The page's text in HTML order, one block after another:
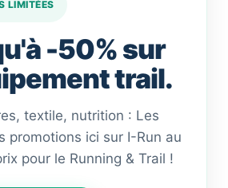
LIMITÉES
-50% sur
trail.
textile, nutrition : Les
promotions ici sur I-Run au
pour le Running & Trail !